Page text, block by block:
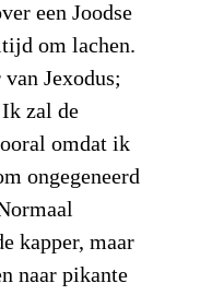
een Joodse
om lachen.
Jexodus;
zal de
omdat ik
ongegeneerd
kapper, maar
naar pikante